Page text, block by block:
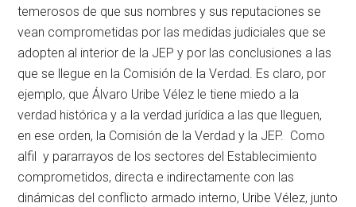
temerosos de que sus nombres y sus reputaciones se
vean comprometidas por las medidas judiciales que se
adopten al interior de la JEP y por las conclusiones a las
que se llegue en la Comisión de la Verdad. Es claro, por
ejemplo, que Álvaro Uribe Vélez le tiene miedo a la
verdad histórica y a la verdad jurídica a las que lleguen,
en ese orden, la Comisión de la Verdad y la JEP. Como
alfil y pararrayos de los sectores del Establecimiento
comprometidos, directa e indirectamente con las
dinámicas del conflicto armado interno, Uribe Vélez, junto